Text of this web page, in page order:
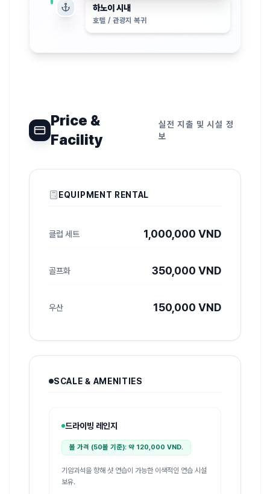
하노이 시내
호텔 / 관광지 복귀
Price &
Facility
실전 지출 및 시설 정
보
EQUIPMENT RENTAL
클럽 세트 1,000,000 VND
골프화 350,000 VND
우산 150,000 VND
SCALE & AMENITIES
드라이빙 레인지
볼 가격 (50볼 기준): 약 120,000 VND.
기암괴석을 향해 샷 연습이 가능한 이색적인 연습 시설
보유.